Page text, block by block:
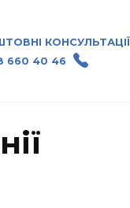
КОНСУЛЬТАЦІЇ
660 40 46